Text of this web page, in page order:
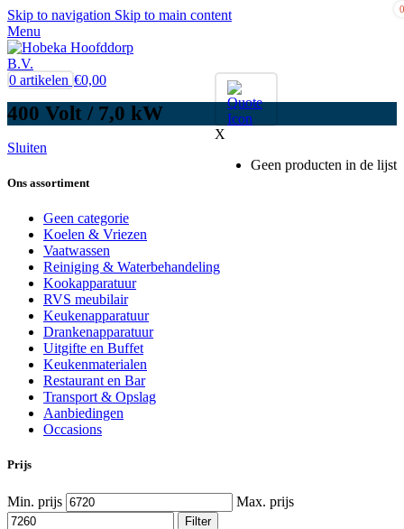
Skip to navigation Skip to main content
Menu
0
X
Geen producten in de lijst
0 artikelen €0,00
400 Volt / 7,0 kW
Sluiten
Ons assortiment
Geen categorie
Koelen & Vriezen
Vaatwassen
Reiniging & Waterbehandeling
Kookapparatuur
RVS meubilair
Keukenapparatuur
Drankenapparatuur
Uitgifte en Buffet
Keukenmaterialen
Restaurant en Bar
Transport & Opslag
Aanbiedingen
Occasions
Prijs
Min. prijs Max. prijs
Filter